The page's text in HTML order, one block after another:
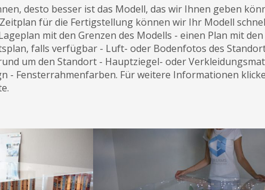
desto besser ist das Modell, das wir Ihnen geben
für die Fertigstellung können wir Ihr Modell
mit den Grenzen des Modells - einen Plan mit
falls verfügbar - Luft- oder Bodenfotos des
um den Standort - Hauptziegel- oder
- Fensterrahmenfarben. Für weitere Informationen